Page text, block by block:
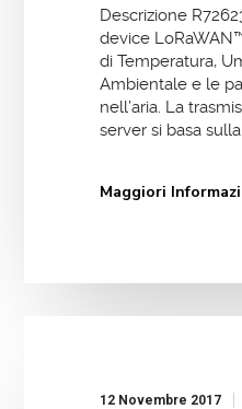
Descrizione
device
di Temperatura,
Ambientale e le
nell’aria. La
server si basa
Maggiori
12 Novembre 2017